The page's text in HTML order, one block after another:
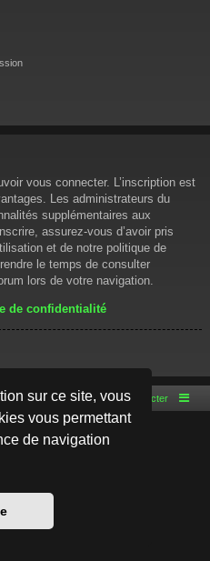
sur ce site, vous
vous permettant
de navigation
vous connecter. L’inscription est
Les administrateurs du
supplémentaires aux
assurez-vous d’avoir pris
et de notre politique de
le temps de consulter
lors de votre navigation.
de confidentialité
Nous contacter
Software © phpBB Limited
officielle